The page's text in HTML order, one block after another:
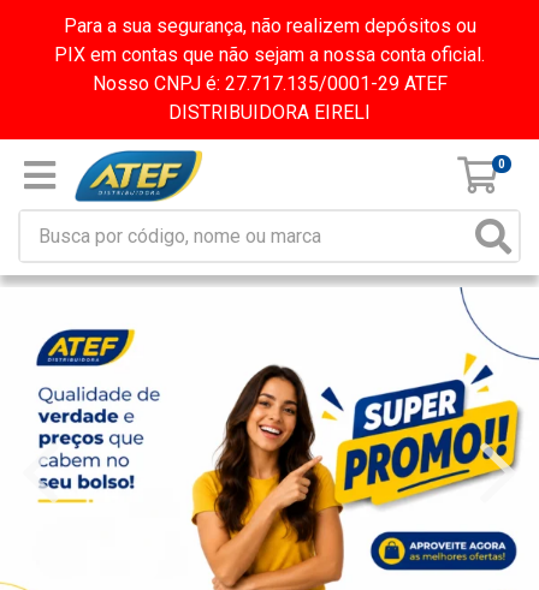
Para a sua segurança, não realizem depósitos ou
PIX em contas que não sejam a nossa conta oficial.
Nosso CNPJ é: 27.717.135/0001-29 ATEF
DISTRIBUIDORA EIRELI
0